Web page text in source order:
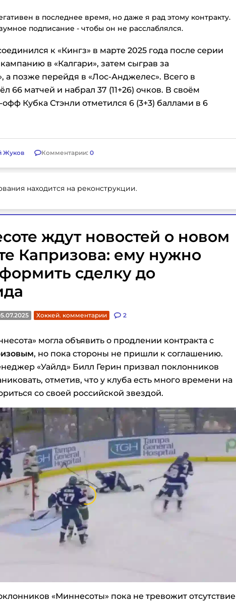
в последнее время, но даже я рад этому контракту.
подписание - чтобы он не расслаблялся.
к «Кингз» в марте 2025 года после серии
в «Калгари», затем сыграв за
а позже перейдя в «Лос-Анджелес». Всего в
66 матчей и набрал 37 (11+26) очков. В своём
Кубка Стэнли отметился 6 (3+3) баллами в 6
Жуков Комментарии: 0
находится на реконструкции.
ждут новостей о новом
Капризова: ему нужно
сделку до
Хоккей. комментарии 2
могла объявить о продлении контракта с
, но пока стороны не пришли к соглашению.
«Уайлд» Билл Герин призвал поклонников
отметив, что у клуба есть много времени на
со своей российской звездой.
«Миннесоты» пока не тревожит отсутствие